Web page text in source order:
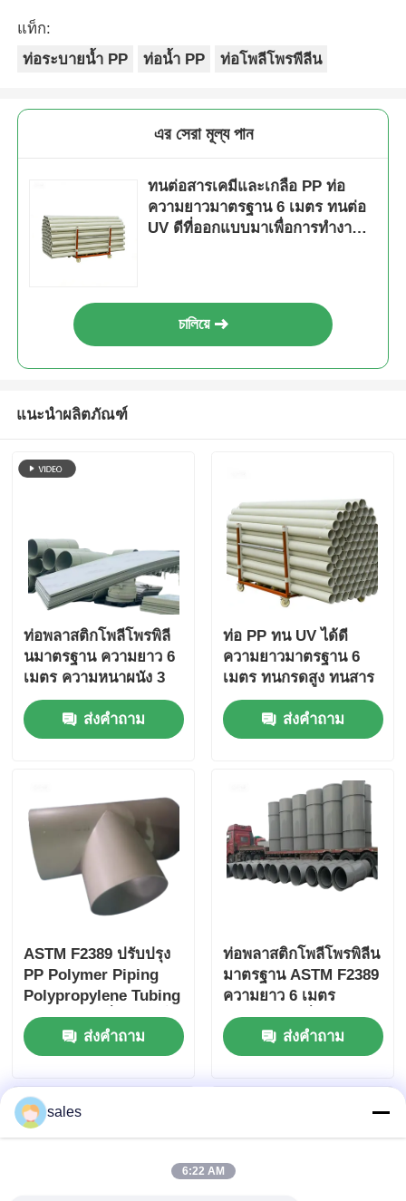
แท็ก:
ท่อระบายน้ำ PP
ท่อน้ำ PP ท่อโพลีโพรพีลีน
এর সেরা মূল্য পান
ทนต่อสารเคมีและเกลือ PP ท่อ
ความยาวมาตรฐาน 6 เมตร ทนต่อ
UV ดีที่ออกแบบมาเพื่อการทํางานที่
চালিয়ে
แนะนำผลิตภัณฑ์
ท่อพลาสติกโพลีโพรพิลี
นมาตรฐาน ความยาว 6
เมตร ความหนาผนัง 3
ถึง 5.5 มม. เหมาะ
สำหรับระบบประปาและ
ท่อน้ำ
ส่งคำถาม
ท่อ PP ทน UV ได้ดี
ความยาวมาตรฐาน 6
เมตร ทนกรดสูง ทนสาร
เคมี ทนทาน และสำหรับ
งานอุตสาหกรรม
ส่งคำถาม
ASTM F2389 ปรับปรุง
PP Polymer Piping
Polypropylene Tubing
ออกแบบมาเพื่อระบบน้ํา
เหลวอุตสาหกรรมและ
การจัดการสารเคมี
ส่งคำถาม
ท่อพลาสติกโพลีโพรพิลีน
มาตรฐาน ASTM F2389
ความยาว 6 เมตร
ออกแบบมาเพื่อการติด
ตั้งที่ง่ายและความ
ทนทานในระยะยาว
ส่งคำถาม
sales
6:22 AM